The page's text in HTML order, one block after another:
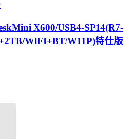
X600/USB4-SP14(R7-
WIFI+BT/W11P)特仕版